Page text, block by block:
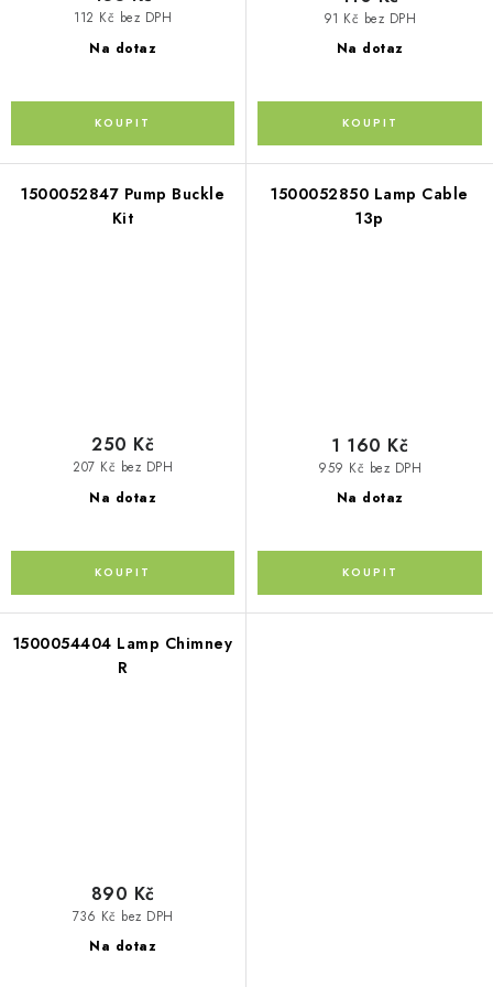
Na dotaz
112 Kč bez DPH
Na dotaz
91 Kč bez DPH
1500052847 Pump Buckle
Kit
Na dotaz
207 Kč bez DPH
250 Kč
1500052850 Lamp Cable
13p
Na dotaz
959 Kč bez DPH
1 160 Kč
1500054404 Lamp Chimney
R
Na dotaz
736 Kč bez DPH
890 Kč